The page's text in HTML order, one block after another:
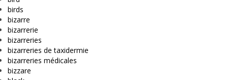
birds
bizarre
bizarrerie
bizarreries
bizarreries de taxidermie
bizarreries médicales
bizzare